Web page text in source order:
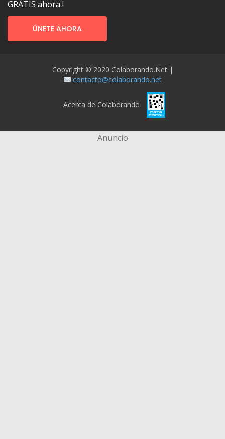
GRATIS ahora !
ÚNETE AHORA
Copyright © 2020 Colaborando.net |
contacto@colaborando.net
Acerca de Colaborando
Anuncio